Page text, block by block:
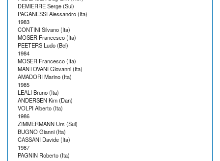
DEMIERRE Serge (Sui)
PAGANESSI Alessandro (Ita)
1983
CONTINI Silvano (Ita)
MOSER Francesco (Ita)
PEETERS Ludo (Bel)
1984
MOSER Francesco (Ita)
MANTOVANI Giovanni (Ita)
AMADORI Marino (Ita)
1985
LEALI Bruno (Ita)
ANDERSEN Kim (Dan)
VOLPI Alberto (Ita)
1986
ZIMMERMANN Urs (Sui)
BUGNO Gianni (Ita)
CASSANI Davide (Ita)
1987
PAGNIN Roberto (Ita)